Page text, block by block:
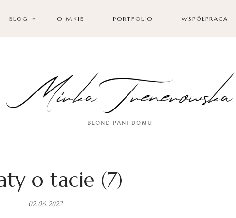
BLOG O MNIE PORTFOLIO WSPÓŁPRACA
o tacie (7)
02.06.2022